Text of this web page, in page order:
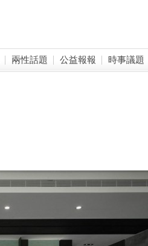
兩性話題 公益報報 時事議題